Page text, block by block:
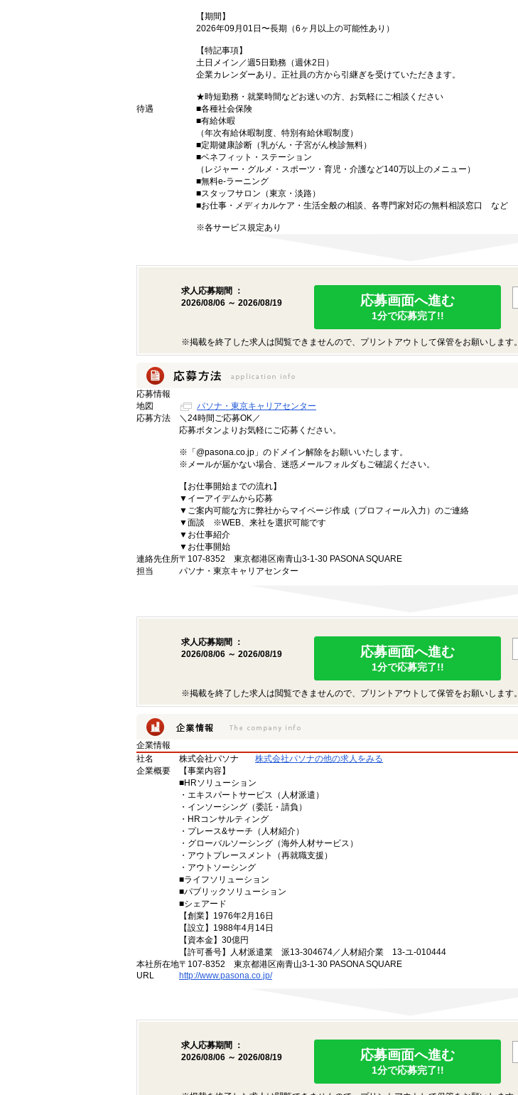
【期間】
2026年09月01日〜長期（6ヶ月以上の可能性あり）
【特記事項】
土日メイン／週5日勤務（週休2日）
企業カレンダーあり。正社員の方から引継ぎを受けていただきます。
★時短勤務・就業時間などお迷いの方、お気軽にご相談ください
待遇
■各種社会保険
■有給休暇
（年次有給休暇制度、特別有給休暇制度）
■定期健康診断（乳がん・子宮がん検診無料）
■ベネフィット・ステーション
（レジャー・グルメ・スポーツ・育児・介護など140万以上のメニュー）
■無料e-ラーニング
■スタッフサロン（東京・淡路）
■お仕事・メディカルケア・生活全般の相談、各専門家対応の無料相談窓口 など
※各サービス規定あり
求人応募期間 ：
2026/08/06 ～ 2026/08/19
応募画面へ進む
1分で応募完了!!
※掲載を終了した求人は閲覧できませんので、プリントアウトして保管をお願いします。
応募情報
地図
パソナ・東京キャリアセンター
応募方法
＼24時間ご応募OK／
応募ボタンよりお気軽にご応募ください。
※「@pasona.co.jp」のドメイン解除をお願いいたします。
※メールが届かない場合、迷惑メールフォルダもご確認ください。
【お仕事開始までの流れ】
▼イーアイデムから応募
▼ご案内可能な方に弊社からマイページ作成（プロフィール入力）のご連絡
▼面談 ※WEB、来社を選択可能です
▼お仕事紹介
▼お仕事開始
連絡先住所〒107-8352 東京都港区南青山3-1-30 PASONA SQUARE
担当
パソナ・東京キャリアセンター
求人応募期間 ：
2026/08/06 ～ 2026/08/19
応募画面へ進む
1分で応募完了!!
※掲載を終了した求人は閲覧できませんので、プリントアウトして保管をお願いします。
企業情報
社名
株式会社パソナ
株式会社パソナの他の求人をみる
企業概要
【事業内容】
■HRソリューション
・エキスパートサービス（人材派遣）
・インソーシング（委託・請負）
・HRコンサルティング
・プレース&サーチ（人材紹介）
・グローバルソーシング（海外人材サービス）
・アウトプレースメント（再就職支援）
・アウトソーシング
■ライフソリューション
■パブリックソリューション
■シェアード
【創業】1976年2月16日
【設立】1988年4月14日
【資本金】30億円
【許可番号】人材派遣業 派13-304674／人材紹介業 13-ユ-010444
本社所在地〒107-8352 東京都港区南青山3-1-30 PASONA SQUARE
URL
http://www.pasona.co.jp/
求人応募期間 ：
2026/08/06 ～ 2026/08/19
応募画面へ進む
1分で応募完了!!